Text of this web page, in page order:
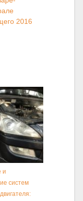
2016
и
систем